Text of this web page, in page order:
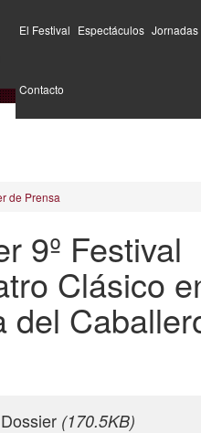
El Festival Espectáculos Jornadas
Contacto
de Prensa
9º Festival
Clásico
del
Dossier (170.5KB)